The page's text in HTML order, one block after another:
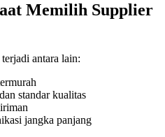
Memilih Supplier
antara lain:
standar kualitas
jangka panjang